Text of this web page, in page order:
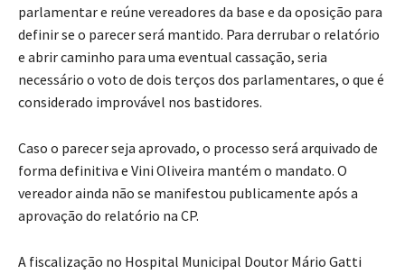
parlamentar e reúne vereadores da base e da oposição para
definir se o parecer será mantido. Para derrubar o relatório
e abrir caminho para uma eventual cassação, seria
necessário o voto de dois terços dos parlamentares, o que é
considerado improvável nos bastidores.
Caso o parecer seja aprovado, o processo será arquivado de
forma definitiva e Vini Oliveira mantém o mandato. O
vereador ainda não se manifestou publicamente após a
aprovação do relatório na CP.
A fiscalização no Hospital Municipal Doutor Mário Gatti